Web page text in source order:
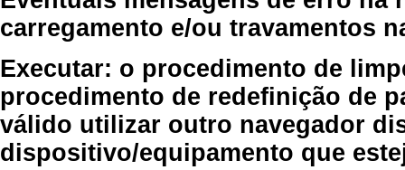
carregamento e/ou travamentos
Executar: o procedimento de
procedimento de redefinição de
válido utilizar outro navegador
dispositivo/equipamento que